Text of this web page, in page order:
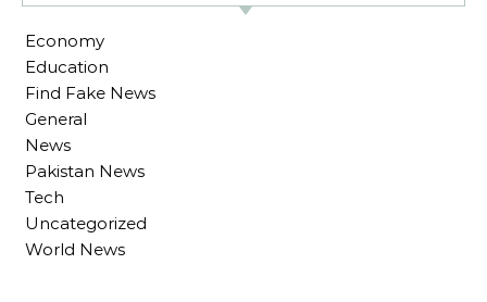
Economy
Education
Find Fake News
General
News
Pakistan News
Tech
Uncategorized
World News